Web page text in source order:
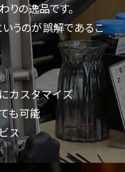
りの逸品です。
うのが誤解であるこ
カスタマイズ
も可能
ス